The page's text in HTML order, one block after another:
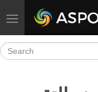
Toggle navigation